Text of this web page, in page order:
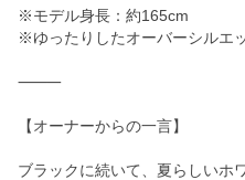
※モデル身長：約165cm
※ゆったりしたオーバーシルエ
⸻
【オーナーからの一言】
ブラックに続いて、夏らしいホ